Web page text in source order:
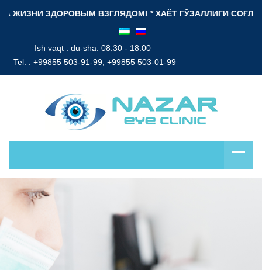
ЗДОРОВЫМ ВЗГЛЯДОМ! * ХАЁТ ГЎЗАЛЛИГИ СОҒЛОМ НИГОҲ
Ish vaqt : du-sha: 08:30 - 18:00
Tel. : +99855 503-91-99, +99855 503-01-99